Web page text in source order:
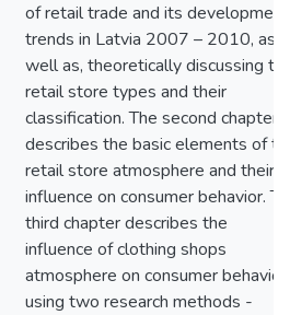
of retail trade and its development
trends in Latvia 2007 – 2010, as
well as, theoretically discussing
retail store types and their
classification. The second chapter
describes the basic elements of
retail store atmosphere and their
influence on consumer behavior.
third chapter describes the
influence of clothing shops
atmosphere on consumer behavior,
using two research methods -